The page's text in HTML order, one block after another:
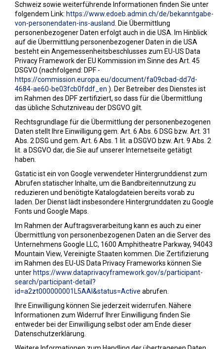
Schweiz sowie weiterführende Informationen finden Sie unter
folgendem Link: https://www.edoeb.admin.ch/de/bekanntgabe-
von-personendaten-ins-ausland
Die Übermittlung
personenbezogener Daten erfolgt auch in die USA. Im Hinblick
auf die Übermittlung personenbezogener Daten in die USA
besteht ein Angemessenheitsbeschlusses zum EU-US Data
Privacy Framework der EU Kommission im Sinne des Art. 45
DSGVO (nachfolgend: DPF -
https://commission.europa.eu/document/fa09cbad-dd7d-
4684-ae60-be03fcb0fddf_en ). Der Betreiber des Dienstes ist
im Rahmen des DPF zertifiziert, so dass für die Übermittlung
das übliche Schutzniveau der DSGVO gilt.
Rechtsgrundlage für die Übermittlung der personenbezogenen
Daten stellt Ihre Einwilligung gem. Art. 6 Abs. 6 DSG bzw. Art. 31
Abs. 2 DSG und gem. Art. 6 Abs. 1 lit. a DSGVO bzw. Art. 9 Abs. 2
lit. a DSGVO dar, die Sie auf unserer Internetseite getätigt
haben.
Gstatic ist ein von Google verwendeter Hintergrunddienst zum
Abrufen statischer Inhalte, um die Bandbreitennutzung zu
reduzieren und benötigte Katalogdateien bereits vorab zu
laden. Der Dienst lädt insbesondere Hintergrunddaten zu Google
Fonts und Google Maps.
Im Rahmen der Auftragsverarbeitung kann es auch zu einer
Übermittlung von personenbezogenen Daten an die Server des
Unternehmens Google LLC, 1600 Amphitheatre Parkway, 94043
Mountain View, Vereinigte Staaten kommen. Die Zertifizierung
im Rahmen des EU-US Data Privacy Frameworks können Sie
unter https://www.dataprivacyframework.gov/s/participant-
search/participant-detail?
id=a2zt000000001L5AAI&status=Active abrufen.
Ihre Einwilligung können Sie jederzeit widerrufen. Nähere
Informationen zum Widerruf Ihrer Einwilligung finden Sie
entweder bei der Einwilligung selbst oder am Ende dieser
Datenschutzerklärung.